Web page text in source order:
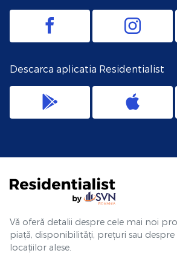
Descarca aplicatia Residentialist
Vă oferă detalii despre cele mai noi
piață, disponibilități, prețuri sau
locațiilor alese.